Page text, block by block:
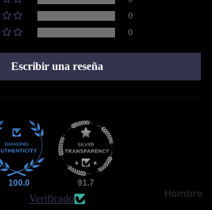
Hombre
0
0
Escribir una reseña
100.0 91.7
Verificado